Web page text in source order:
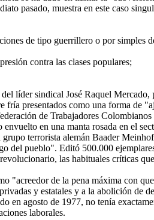
pasado, muestra en este caso
de tipo guerrillero o por
contra las clases populares;
líder sindical José Raquel
presentados como una forma de
de Trabajadores
en una manta rosada en el
terrorista alemán Baader
pueblo". Editó 500.000
las habituales críticas
de la pena máxima con
y estatales y a la abolición de
agosto de 1977, no tenía
laborales.